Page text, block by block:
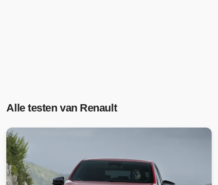
Alle testen van Renault